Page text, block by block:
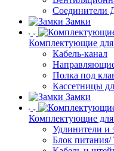
Соединители
Замки
Комплектующие
Кабель-канал
Полка под
Кассетницы
Замки
Комплектующие для
Удлинители и
Блок